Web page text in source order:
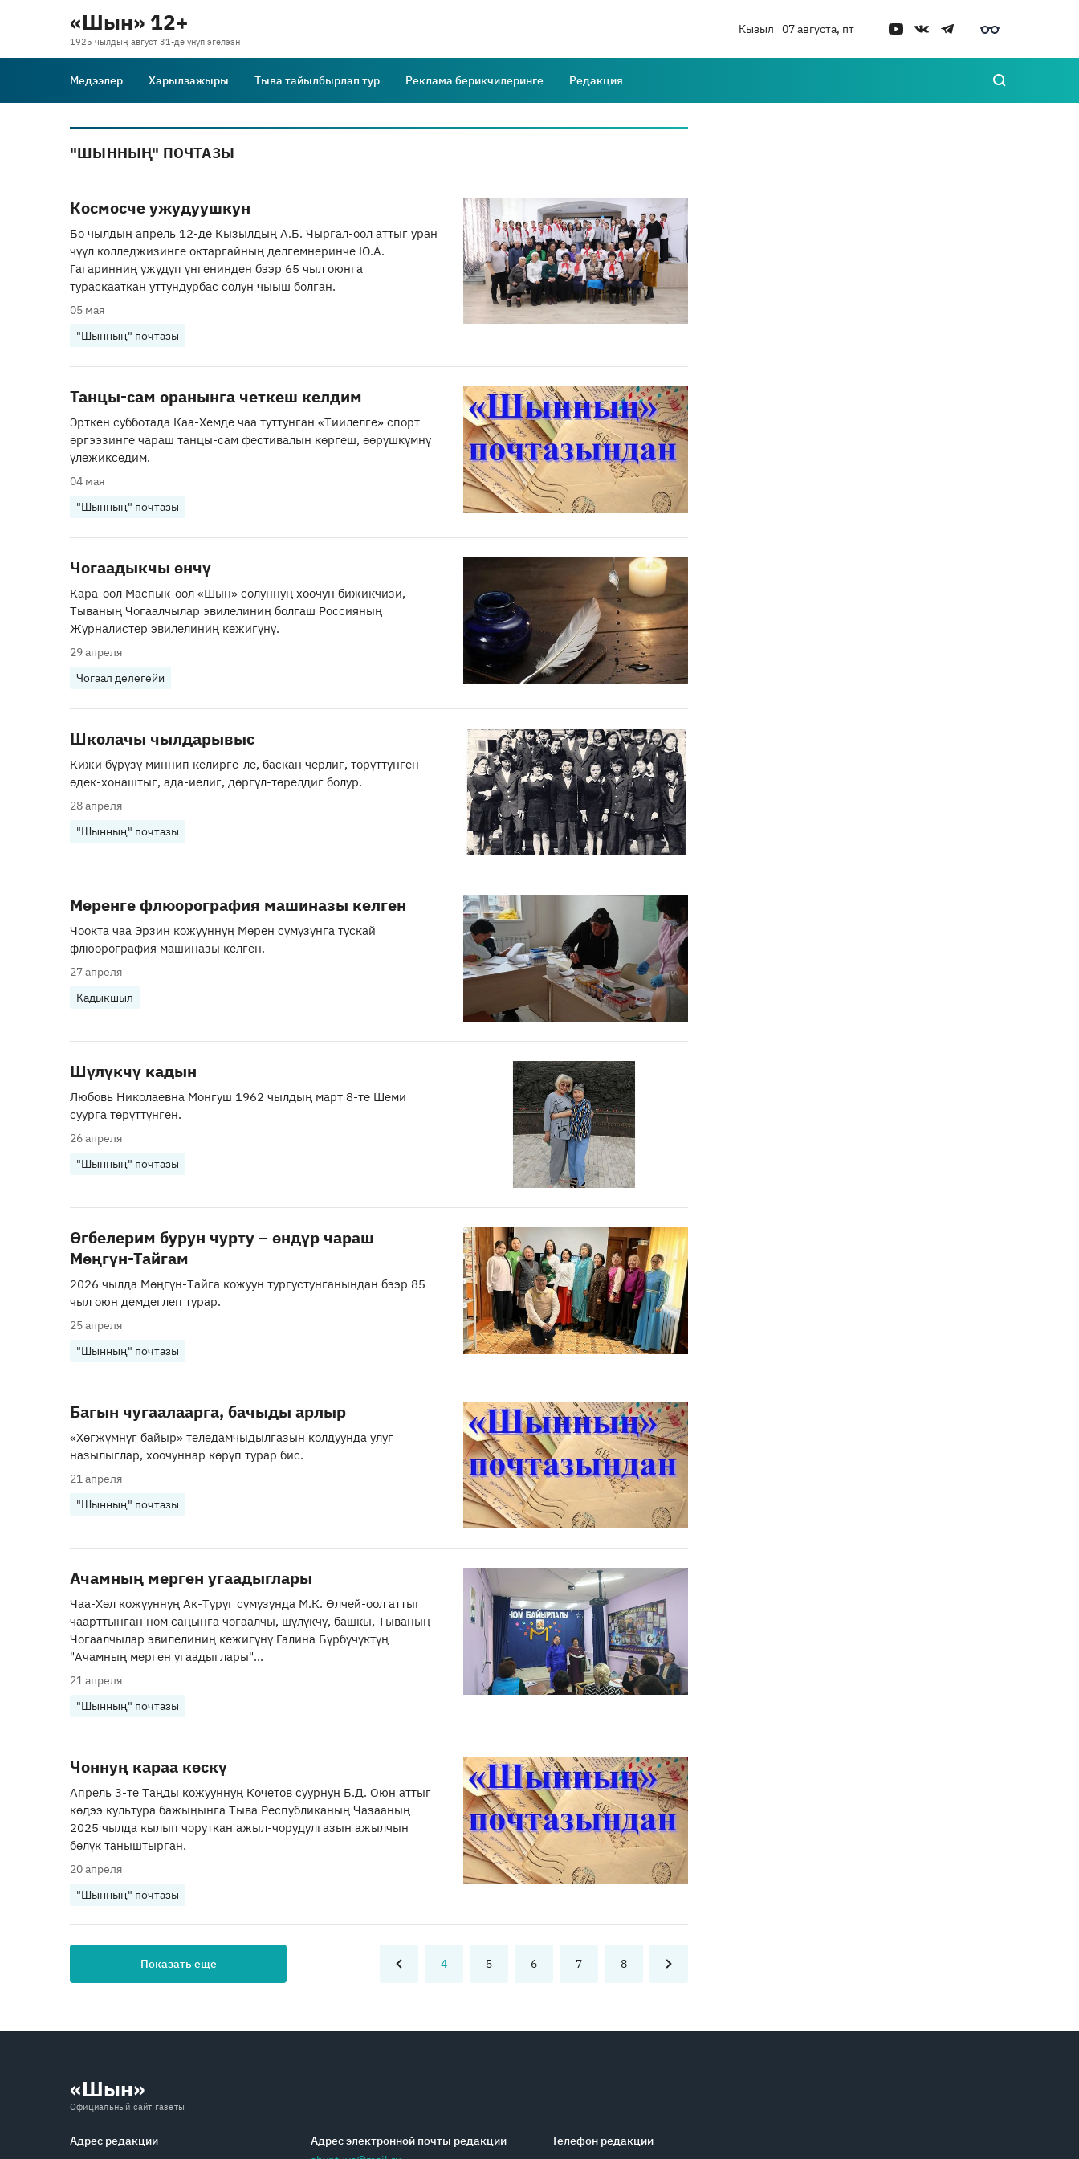
«Шын» 12+
1925 чылдың август 31-де үнүп эгелээн
Кызыл 07 августа, пт
Медээлер Харылзажыры Тыва тайылбырлап тур Реклама берикчилеринге Редакция
"ШЫННЫҢ" ПОЧТАЗЫ
Космосче ужудуушкун
Бо чылдың апрель 12-де Кызылдың А.Б. Чыргал-оол аттыг уран
чүүл колледжизинге октаргайның делгемнеринче Ю.А.
Гагаринниң ужудуп үнгенинден бээр 65 чыл оюнга
тураскааткан уттундурбас солун чыыш болган.
05 мая
"Шынның" почтазы
Танцы-сам оранынга четкеш келдим
Эрткен субботада Каа-Хемде чаа туттунган «Тиилелге» спорт
өргээзинге чараш танцы-сам фестивалын көргеш, өөрүшкүмнү
үлежикседим.
04 мая
"Шынның" почтазы
Чогаадыкчы өнчү
Кара-оол Маспык-оол «Шын» солуннуң хоочун бижикчизи,
Тываның Чогаалчылар эвилелиниң болгаш Россияның
Журналистер эвилелиниң кежигүнү.
29 апреля
Чогаал делегейи
Школачы чылдарывыс
Кижи бүрүзү миннип келирге-ле, баскан черлиг, төрүттүнген
өдек-хонаштыг, ада-иелиг, дөргүл-төрелдиг болур.
28 апреля
"Шынның" почтазы
Мөренге флюорография машиназы келген
Чоокта чаа Эрзин кожууннуң Мөрен сумузунга тускай
флюорография машиназы келген.
27 апреля
Кадыкшыл
Шүлүкчү кадын
Любовь Николаевна Монгуш 1962 чылдың март 8-те Шеми
суурга төрүттүнген.
26 апреля
"Шынның" почтазы
Өгбелерим бурун чурту – өндүр чараш
Мөңгүн-Тайгам
2026 чылда Мөңгүн-Тайга кожуун тургустунганындан бээр 85
чыл оюн демдеглеп турар.
25 апреля
"Шынның" почтазы
Багын чугаалаарга, бачыды арлыр
«Хөгжүмнүг байыр» теледамчыдылгазын колдуунда улуг
назылыглар, хоочуннар көрүп турар бис.
21 апреля
"Шынның" почтазы
Ачамның мерген угаадыглары
Чаа-Хөл кожууннуң Ак-Туруг сумузунда М.К. Өлчей-оол аттыг
чаарттынган ном саңынга чогаалчы, шүлүкчү, башкы, Тываның
Чогаалчылар эвилелиниң кежигүнү Галина Бүрбүчүктүң
"Ачамның мерген угаадыглары"...
21 апреля
"Шынның" почтазы
Чоннуң караа көскү
Апрель 3-те Таңды кожууннуң Кочетов суурнуң Б.Д. Оюн аттыг
көдээ культура бажыңынга Тыва Республиканың Чазааның
2025 чылда кылып чоруткан ажыл-чорудулгазын ажылчын
бөлүк таныштырган.
20 апреля
"Шынның" почтазы
Показать еще 4 5 6 7 8
«Шын»
Официальный сайт газеты
Адрес редакции
Адрес электронной почты редакции
Телефон редакции